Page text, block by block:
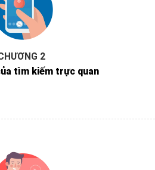
2
tìm kiếm trực quan